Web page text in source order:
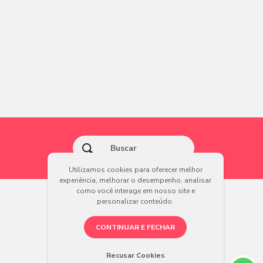
Utilizamos cookies para oferecer melhor
experiência, melhorar o desempenho, analisar
como você interage em nosso site e
personalizar conteúdo.
CONTINUAR E FECHAR
Recusar Cookies